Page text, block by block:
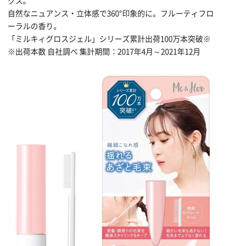
自然なニュアンス・立体感で360°印象的に。フルーティフロ
ーラルの香り。
「ミルキィグロスジェル」シリーズ累計出荷100万本突破※
※出荷本数 自社調べ 集計期間：2017年4月～2021年12月